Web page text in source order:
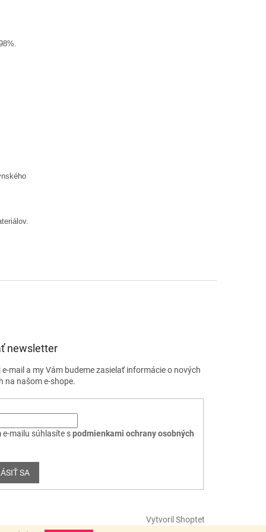
newsletter
e-mail a my Vám budeme zasielať informácie o nových
na našom e-shope.
e-mailu súhlasíte spodmienkami ochrany osobných
SA
Vytvoril Shoptet